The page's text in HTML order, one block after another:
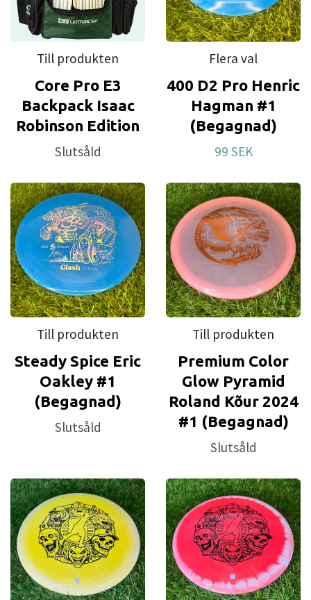
Till produkten
Core Pro E3
Backpack Isaac
Robinson Edition
Slutsåld
Flera val
400 D2 Pro Henric
Hagman #1
(Begagnad)
99 SEK
Till produkten
Steady Spice Eric
Oakley #1
(Begagnad)
Slutsåld
Till produkten
Premium Color
Glow Pyramid
Roland Kõur 2024
#1 (Begagnad)
Slutsåld